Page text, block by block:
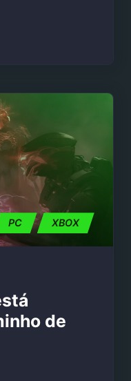
PC XBOX
de